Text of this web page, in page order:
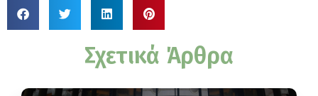
Σχετικά Άρθρα